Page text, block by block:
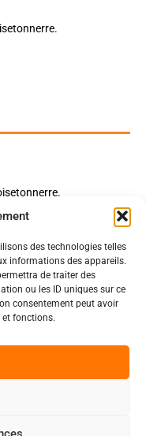
des technologies telles
informations des appareils.
de traiter des
ou les ID uniques sur ce
consentement peut avoir
fonctions.
Politiques
confidentialité
de vente et livraison